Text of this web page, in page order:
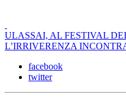
ULASSAI, AL FESTIVAL
L’IRRIVERENZA
facebook
twitter